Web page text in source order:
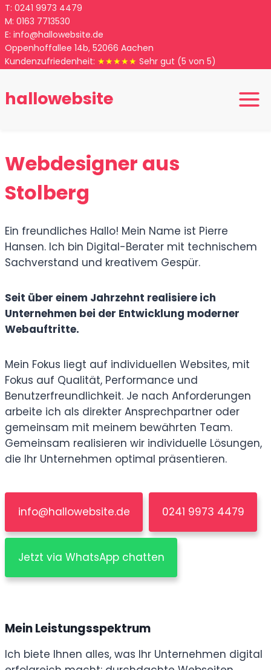
Zum
Inhalt
springen
T: 0241 9973 4479
M: 0163 7713530
E: info@hallowebsite.de
Oppenhoffallee 14b, 52066 Aachen
Kundenzufriedenheit: ★★★★★ Sehr gut (5 von 5)
hallowebsite
Webdesigner aus
Stolberg
Ein freundliches Hallo! Mein Name ist Pierre
Hansen. Ich bin Digital-Berater mit technischem
Sachverstand und kreativem Gespür.
Seit über einem Jahrzehnt realisiere ich
Unternehmen bei der Entwicklung moderner
Webauftritte.
Mein Fokus liegt auf individuellen Websites, mit
Fokus auf Qualität, Performance und
Benutzerfreundlichkeit. Je nach Anforderungen
arbeite ich als direkter Ansprechpartner oder
gemeinsam mit meinem bewährten Team.
Gemeinsam realisieren wir individuelle Lösungen,
die Ihr Unternehmen optimal präsentieren.
info@hallowebsite.de 0241 9973 4479
Jetzt via WhatsApp chatten
Mein Leistungsspektrum
Ich biete Ihnen alles, was Ihr Unternehmen digital